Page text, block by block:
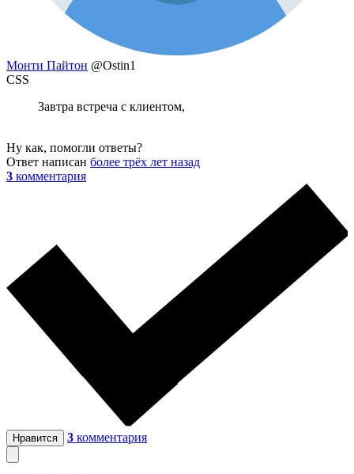
Монти Пайтон @Ostin1
CSS
Завтра встреча с клиентом,
Ну как, помогли ответы?
Ответ написан более трёх лет назад
3 комментария
Нравится 3 комментария